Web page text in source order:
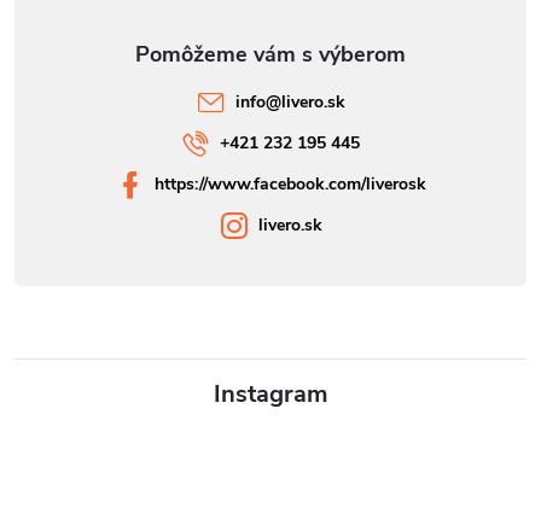
Instagram
info@livero.sk
+421 232 195 445
https://www.facebook.com/liverosk
livero.sk